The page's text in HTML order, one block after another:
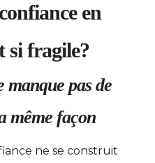
en
si fragile?
manque pas de
même façon
ne se construit